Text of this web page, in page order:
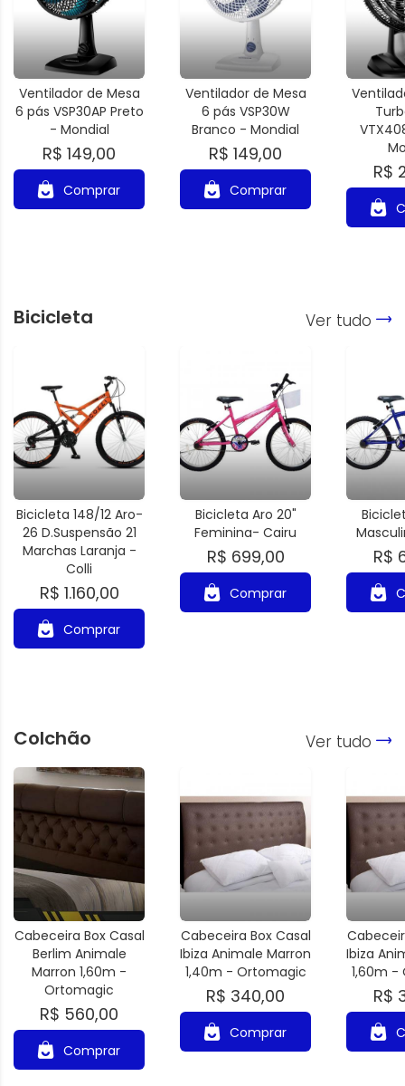
Ventilador de Mesa
6 pás VSP30AP Preto
- Mondial
R$ 149,00
Comprar
Ventilador de Mesa
6 pás VSP30W
Branco - Mondial
R$ 149,00
Comprar
R$
Bicicleta Ver tudo
Bicicleta 148/12 Aro-
26 D.Suspensão 21
Marchas Laranja -
Colli
R$ 1.160,00
Comprar
Bicicleta Aro 20"
Feminina- Cairu
R$ 699,00
Comprar
R$
Colchão Ver tudo
Cabeceira Box Casal
Berlim Animale
Marron 1,60m -
Ortomagic
R$ 560,00
Comprar
Cabeceira Box Casal
Ibiza Animale Marron
1,40m - Ortomagic
R$ 340,00
Comprar
Ibiza
1,60m -
R$